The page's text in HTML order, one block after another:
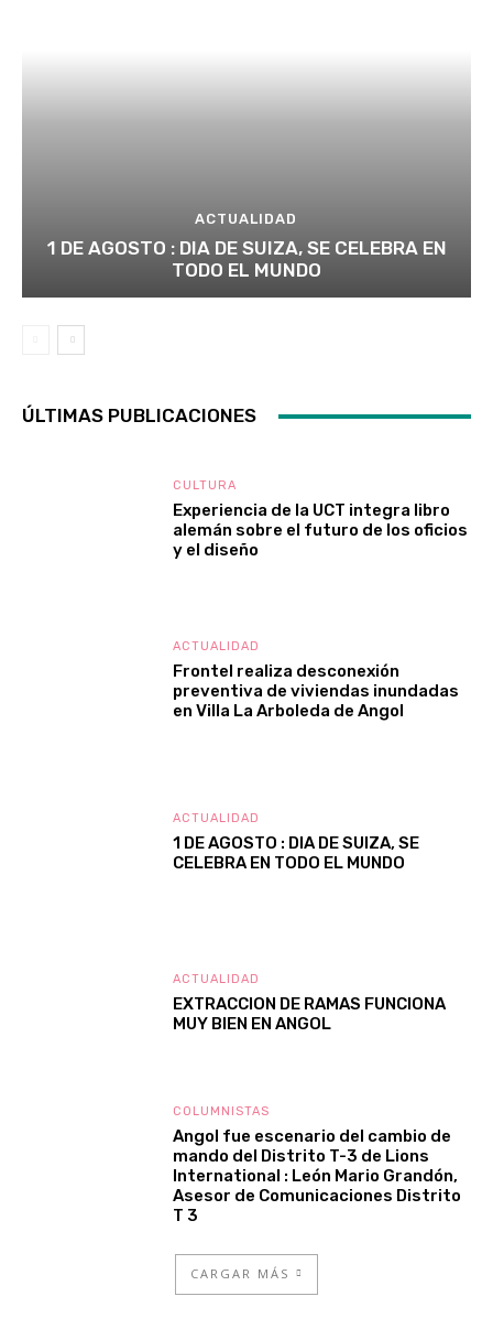
ACTUALIDAD
1 DE AGOSTO : DIA DE SUIZA, SE CELEBRA EN
TODO EL MUNDO
ÚLTIMAS PUBLICACIONES
CULTURA
Experiencia de la UCT integra libro
alemán sobre el futuro de los oficios
y el diseño
ACTUALIDAD
Frontel realiza desconexión
preventiva de viviendas inundadas
en Villa La Arboleda de Angol
ACTUALIDAD
1 DE AGOSTO : DIA DE SUIZA, SE
CELEBRA EN TODO EL MUNDO
ACTUALIDAD
EXTRACCION DE RAMAS FUNCIONA
MUY BIEN EN ANGOL
COLUMNISTAS
Angol fue escenario del cambio de
mando del Distrito T-3 de Lions
International : León Mario Grandón,
Asesor de Comunicaciones Distrito
T 3
CARGAR MÁS